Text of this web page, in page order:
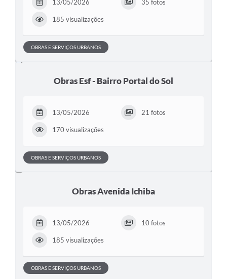
13/05/2026 35 fotos
185 visualizações
OBRAS E SERVIÇOS URBANOS
Obras Esf - Bairro Portal do Sol
13/05/2026 21 fotos
170 visualizações
OBRAS E SERVIÇOS URBANOS
Obras Avenida Ichiba
13/05/2026 10 fotos
185 visualizações
OBRAS E SERVIÇOS URBANOS